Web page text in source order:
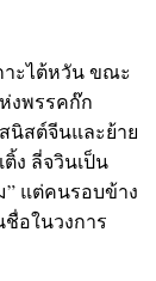
าะไต้หวัน ขณะ
งพรรคก๊ก
สนิสต์จีนและย้า
ง ลี่จวินเป็น
” แต่คนรอบข้าง
ชื่อในวงการ